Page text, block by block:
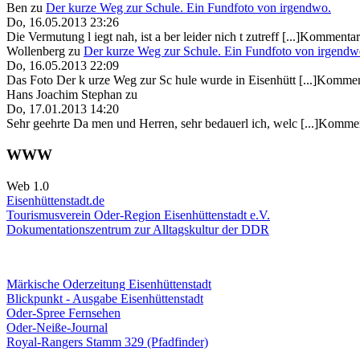
Ben zu Der kurze Weg zur Schule. Ein Fundfoto von irgendwo.
Do, 16.05.2013 23:26
Die Vermutung l iegt nah, ist a ber leider nich t zutreff
Wollenberg zu Der kurze Weg zur Schule. Ein Fundfoto von
Do, 16.05.2013 22:09
Das Foto Der k urze Weg zur Sc hule wurde in Eisenhütt
Hans Joachim Stephan zu
Do, 17.01.2013 14:20
Sehr geehrte Da men und Herren, sehr bedauerl ich, welc
WWW
Web 1.0
Eisenhüttenstadt.de
Tourismusverein Oder-Region Eisenhüttenstadt e.V.
Dokumentationszentrum zur Alltagskultur der DDR
Märkische Oderzeitung Eisenhüttenstadt
Blickpunkt - Ausgabe Eisenhüttenstadt
Oder-Spree Fernsehen
Oder-Neiße-Journal
Royal-Rangers Stamm 329 (Pfadfinder)